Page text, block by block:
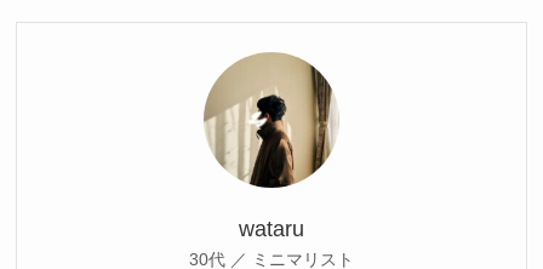
wataru
30代 ／ ミニマリスト